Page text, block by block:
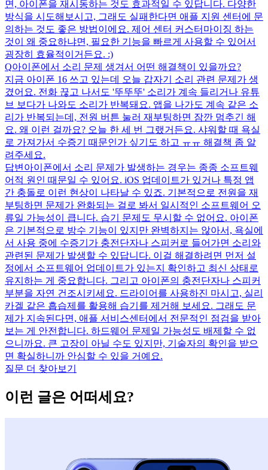
면, 아이폰을 재시동하는 것도 효과적일 수 있답니다. 다양한
방식을 시도해보시고, 그래도 실패한다면 애플 지원 센터에 문
의하는 것도 좋은 방법이에요. 제어 센터 커스터마이징 하는
것이 왜 중요하냐면, 필요한 기능을 빠르게 사용할 수 있어서
굉장히 효율적이거든요. :)
Q아이폰에서 소리 문제 생겨서 어떤 해결책이 있을까요?
지금 아이폰 16 쓰고 있는데 오늘 갑자기 소리 관련 문제가 생
겼어요. 전화 끊고 나서도 '뚜뚜뚜' 소리가 계속 들리거나 유튜
브 보다가 나와도 소리가 반복돼요. 앱을 나가도 계속 같은 소
리가 반복되는데, 전원 버튼 눌러 재부팅하면 잠깐 멈추긴 해
요. 왜 이런 걸까요? 오늘 한 세 번 그랬거든요. 샤워할 때 욕실
로 가져가서 수증기 때문인가 싶기도 하고 ㅠㅠ 해결책 좀 알
려주세요.
답변 아이폰에서 소리 문제가 발생하는 경우는 종종 소프트웨
어적 원인 때문일 수 있어요. iOS 업데이트가 있거나 특정 앱
간 충돌로 이런 현상이 나타날 수 있죠. 기본적으로 전원을 재
부팅하면 문제가 완화되는 걸로 봐서 일시적인 소프트웨어 오
류일 가능성이 큽니다. 습기 문제도 무시할 수 없어요. 아이폰
은 기본적으로 방수 기능이 있지만 완벽하지는 않아서, 욕실에
서 사용 중에 수증기가 충전단자나 스피커로 들어가면 소리와
관련된 문제가 발생할 수 있답니다. 이걸 해결하려면 먼저 설
정에서 소프트웨어 업데이트가 있는지 확인하고 최신 상태로
유지하는 게 중요합니다. 그리고 아이폰의 충전단자나 스피커
부분을 자연 건조시키세요. 드라이어를 사용하진 마시고, 실리
카겔 같은 흡습제를 활용해 습기를 제거해 보세요. 그래도 문
제가 지속된다면, 애플 서비스센터에서 전문적인 점검을 받아
보는 게 안전합니다. 하드웨어 문제일 가능성도 배제할 수 없
으니까요. 큰 고장이 아닐 수도 있지만, 기술자의 확인을 받으
면 확실하니까 안심할 수 있을 거예요.
질문 더 찾아보기
이런 글은 어떠세요?